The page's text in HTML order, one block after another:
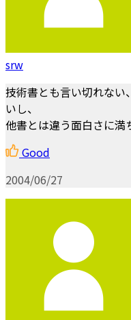
srw
技術書とも言い切れない
いし、
他書とは違う面白さに満
Good
2004/06/27